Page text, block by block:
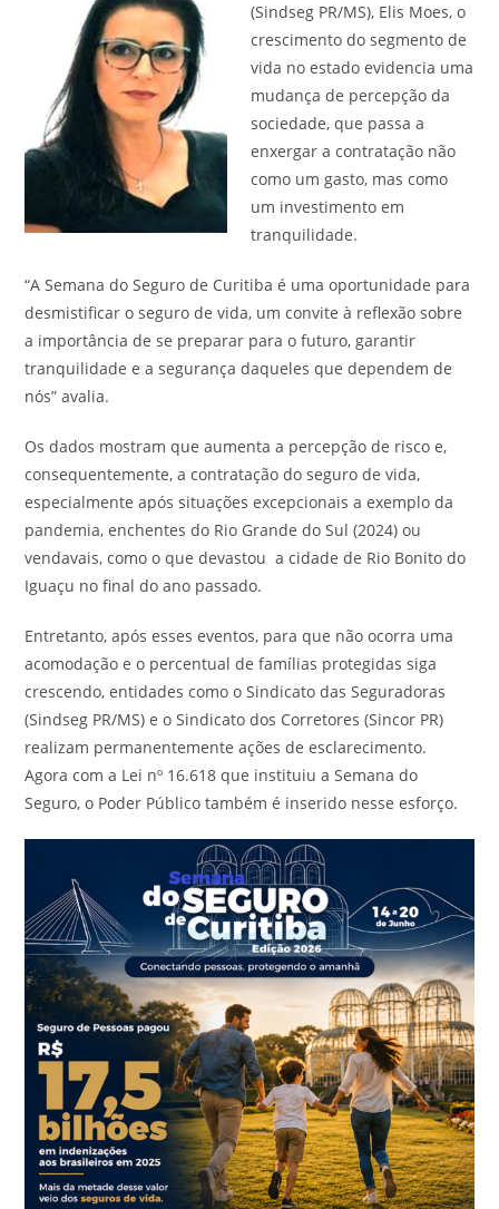
(Sindseg PR/MS), Elis Moes, o
crescimento do segmento de
vida no estado evidencia uma
mudança de percepção da
sociedade, que passa a
enxergar a contratação não
como um gasto, mas como
um investimento em
tranquilidade.
“A Semana do Seguro de Curitiba é uma oportunidade para
desmistificar o seguro de vida, um convite à reflexão sobre
a importância de se preparar para o futuro, garantir
tranquilidade e a segurança daqueles que dependem de
nós” avalia.
Os dados mostram que aumenta a percepção de risco e,
consequentemente, a contratação do seguro de vida,
especialmente após situações excepcionais a exemplo da
pandemia, enchentes do Rio Grande do Sul (2024) ou
vendavais, como o que devastou a cidade de Rio Bonito do
Iguaçu no final do ano passado.
Entretanto, após esses eventos, para que não ocorra uma
acomodação e o percentual de famílias protegidas siga
crescendo, entidades como o Sindicato das Seguradoras
(Sindseg PR/MS) e o Sindicato dos Corretores (Sincor PR)
realizam permanentemente ações de esclarecimento.
Agora com a Lei nº 16.618 que instituiu a Semana do
Seguro, o Poder Público também é inserido nesse esforço.